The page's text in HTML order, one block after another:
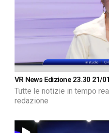
VR News Edizione 23.30 21/
Tutte le notizie in tempo
redazione